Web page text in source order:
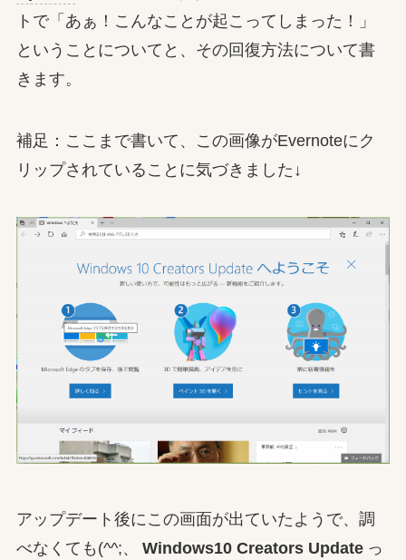
トで「あぁ！こんなことが起こってしまった！」
ということについてと、その回復方法について書
きます。
補足：ここまで書いて、この画像がEvernoteにク
リップされていることに気づきました↓
アップデート後にこの画面が出ていたようで、調
べなくても(^^;、
Windows10 Creators Update っ